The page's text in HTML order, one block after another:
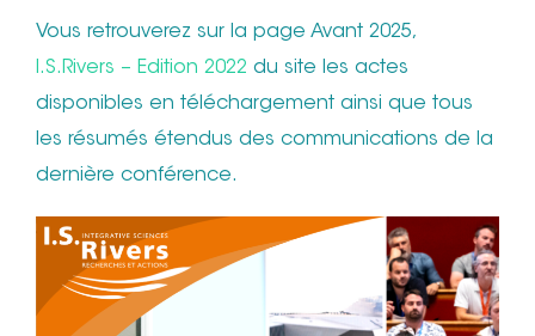
Vous retrouverez sur la page Avant 2025,
I.S.Rivers – Edition 2022 du site les actes
disponibles en téléchargement ainsi que tous
les résumés étendus des communications de la
dernière conférence.